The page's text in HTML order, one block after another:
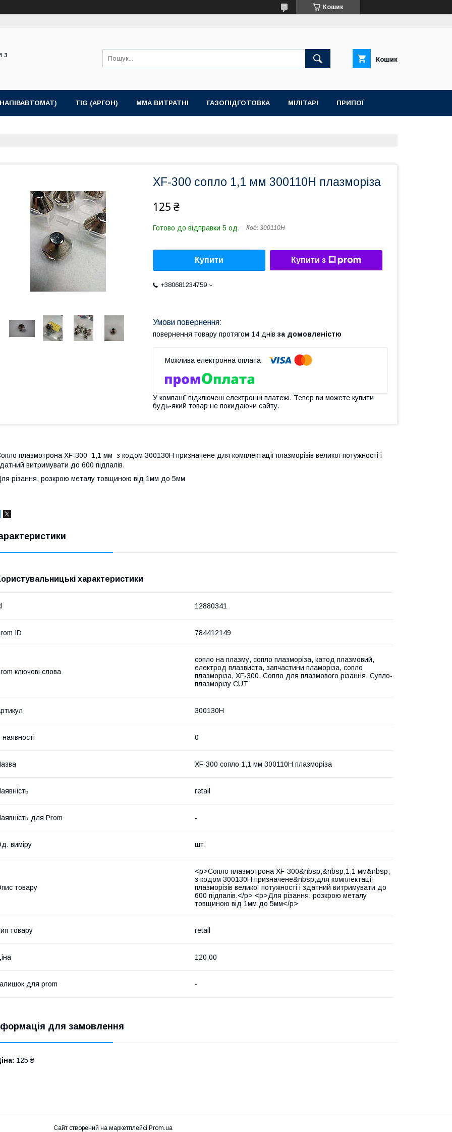
Кошик
з
Кошик
TIG (АРГОН) MMA ВИТРАТНІ ГАЗОПІДГОТОВКА МІЛІТАРІ ПРИПОЇ
XF-300 сопло 1,1 мм 300110H плазморіза
125 ₴
Готово до відправки 5 од. Код: 300110H
Купити Купити з
+380681234759
повернення товару протягом 14 днів за домовленістю
У компанії підключені електронні платежі. Тепер ви можете купити
будь-який товар не покидаючи сайту.
плазмотрона XF-300 1,1 мм з кодом 300130H призначене для комплектації плазморізів великої потужності і
витримувати до 600 підпалів.
різання, розкрою металу товщиною від 1мм до 5мм
характеристики
12880341
ID 784412149
ключові слова
сопло на плазму, сопло плазморіза, катод плазмовий,
електрод плазвиста, запчастини пламоріза, сопло
плазморіза, XF-300, Сопло для плазмового різання, Супло-
плазморізу CUT
300130H
наявності 0
XF-300 сопло 1,1 мм 300110H плазморіза
retail
для Prom -
виміру шт.
товару
<p>Сопло плазмотрона XF-300&nbsp;&nbsp;1,1 мм&nbsp;
з кодом 300130H призначене&nbsp;для комплектації
плазморізів великої потужності і здатний витримувати до
600 підпалів.</p> <p>Для різання, розкрою металу
товщиною від 1мм до 5мм</p>
товару retail
120,00
для prom -
для замовлення
125 ₴
Сайт створений на маркетплейсі Prom.ua